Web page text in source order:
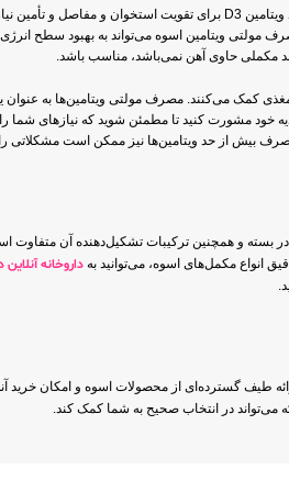
مصرف مولتی ویتامین اسوه می‌تواند به بهبود
مکملی حاوی آهن نمی‌باشد، مناسب باشد.
مغذی کمک می‌کنند. مصرف مولتی ویتامین‌ها به
خود مشورت کنید تا مطمئن شوید که نیازهای
بیش از حد ویتامین‌ها نیز ممکن است مشکلاتی
بسته و همچنین ترکیبات تشکیل‌دهنده آن
انواع مکمل‌های اسوه، می‌توانید به داروخانه
طیف گسترده‌ای از محصولات اسوه و امکان خرید
می‌تواند در انتخاب صحیح به شما کمک کند.